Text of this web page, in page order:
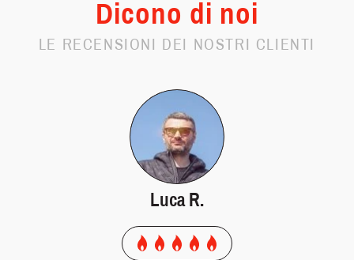
Dicono di noi
LE RECENSIONI DEI NOSTRI CLIENTI
Luca R.